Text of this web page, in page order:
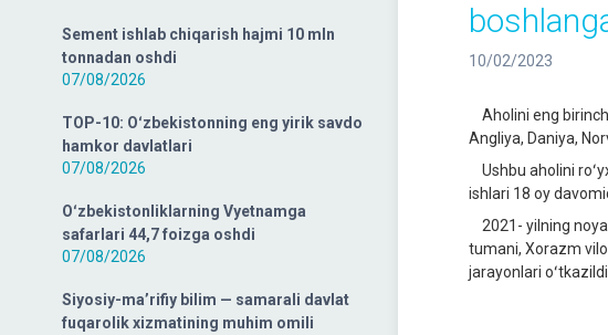
Sement ishlab chiqarish hajmi 10 mln
tonnadan oshdi
07/08/2026
TOP-10: Oʻzbekistonning eng yirik savdo
hamkor davlatlari
07/08/2026
Oʻzbekistonliklarning Vyetnamga
safarlari 44,7 foizga oshdi
07/08/2026
Siyosiy-ma’rifiy bilim — samarali davlat
fuqarolik xizmatining muhim omili
10/02/2023
Aholini eng
Angliya, Daniya,
Ushbu aholini
ishlari 18 oy
2021- yilning
tumani, Xorazm
jarayonlari oʻtkazildi.